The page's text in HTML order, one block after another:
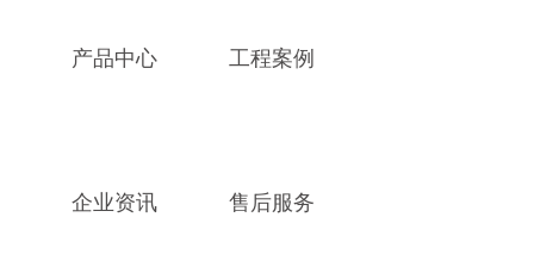
产品中心 工程案例
企业资讯 售后服务
emitting diode ，发光二极管的英文缩写，简称LED。它是一